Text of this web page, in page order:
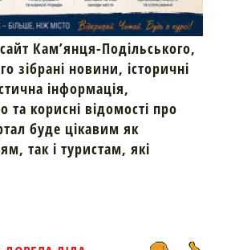
Кам’янця-Подільського,
зібрані новини, історичні
інформація,
та корисні відомості про
буде цікавим як
так і туристам, які